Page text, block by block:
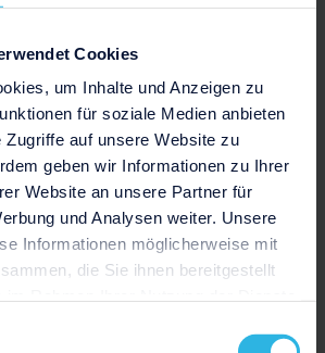
Cookies
um Inhalte und Anzeigen zu
für soziale Medien anbieten
Zugriffe auf unsere Website zu
geben wir Informationen zu Ihrer
Website an unsere Partner für
und Analysen weiter. Unsere
Informationen möglicherweise mit
die Sie ihnen bereitgestellt